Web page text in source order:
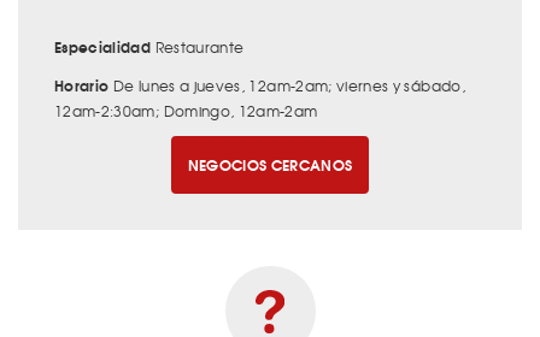
Especialidad Restaurante
Horario De lunes a jueves, 12am-2am; viernes y sábado,
12am-2:30am; Domingo, 12am-2am
NEGOCIOS CERCANOS